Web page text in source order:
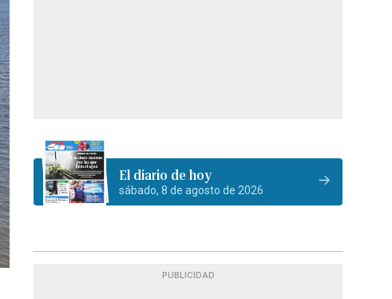
El diario de hoy
sábado, 8 de agosto de 2026
PUBLICIDAD